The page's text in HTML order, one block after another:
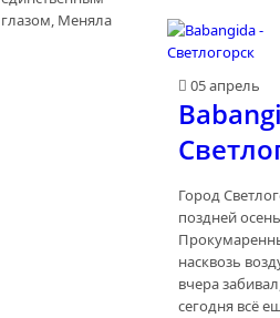
глазом, Меняла
05 апрель
Город
поздней
насквозь
вчера
сегодня всё